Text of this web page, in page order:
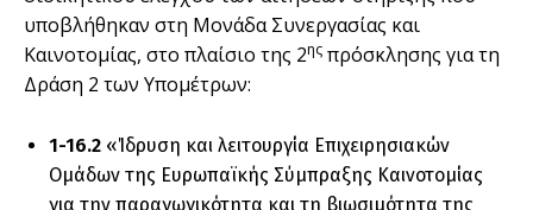
υποβλήθηκαν στη Μονάδα Συνεργασίας και
Καινοτομίας, στο πλαίσιο της 2ης πρόσκλησης για τη
Δράση 2 των Υπομέτρων:
1-16.2 «Ίδρυση και λειτουργία Επιχειρησιακών
Ομάδων της Ευρωπαϊκής Σύμπραξης Καινοτομίας
για την παραγωγικότητα και τη βιωσιμότητα της